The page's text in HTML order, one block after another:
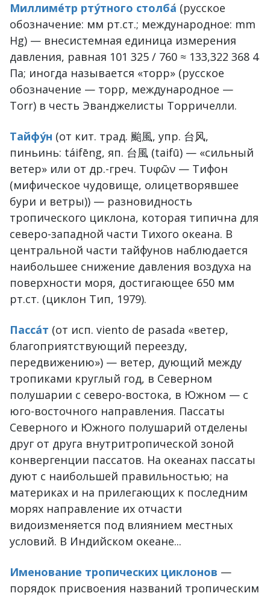
Миллиме́тр рту́тного столба ́ (русское
обозначение: мм рт.ст.; международное: mm
Hg) — внесистемная единица измерения
давления, равная 101 325 / 760 ≈ 133,322 368 4
Па; иногда называется «торр» (русское
обозначение — торр, международное —
Torr) в честь Эванджелисты Торричелли.
Тайфу́н (от кит. трад. 颱風, упр. 台风,
пиньинь: táifēng, яп. 台風 (taifū) — «сильный
ветер» или от др.-греч. Τυφῶν — Тифон
(мифическое чудовище, олицетворявшее
бури и ветры)) — разновидность
тропического циклона, которая типична для
северо-западной части Тихого океана. В
центральной части тайфунов наблюдается
наибольшее снижение давления воздуха на
поверхности моря, достигающее 650 мм
рт.ст. (циклон Тип, 1979).
Пасса́т (от исп. viento de pasada «ветер,
благоприятствующий переезду,
передвижению») — ветер, дующий между
тропиками круглый год, в Северном
полушарии с северо-востока, в Южном — с
юго-восточного направления. Пассаты
Северного и Южного полушарий отделены
друг от друга внутритропической зоной
конвергенции пассатов. На океанах пассаты
дуют с наибольшей правильностью; на
материках и на прилегающих к последним
морях направление их отчасти
видоизменяется под влиянием местных
условий. В Индийском океане...
Именование тропических циклонов —
порядок присвоения названий тропическим